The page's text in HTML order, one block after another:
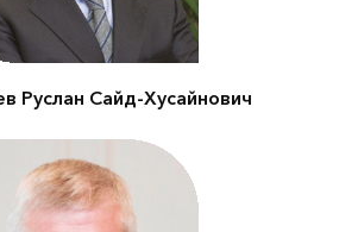
Руслан Сайд-Хусайнович